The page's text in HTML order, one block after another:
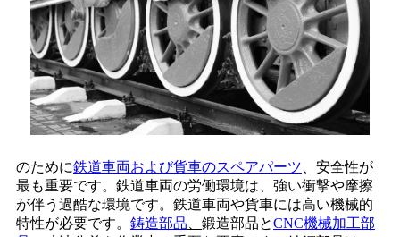
のために鉄道車両および貨車のスペアパーツ 、安全性が
最も重要です。鉄道車両の労働環境は、強い衝撃や摩擦
が伴う過酷な環境です。鉄道車両や貨車には高い機械的
特性が必要です。 鋳造部品 鍛造部品とCNC機械加工部